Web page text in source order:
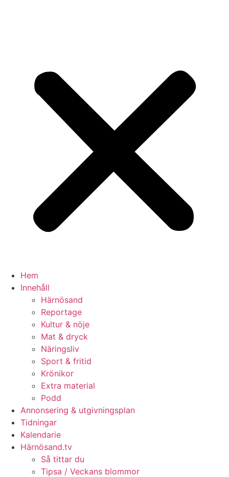
Hem
Innehåll
Härnösand
Reportage
Kultur & nöje
Mat & dryck
Näringsliv
Sport & fritid
Krönikor
Extra material
Podd
Annonsering & utgivningsplan
Tidningar
Kalendarie
Härnösand.tv
Så tittar du
Tipsa / Veckans blommor